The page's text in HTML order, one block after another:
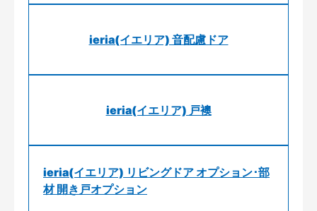
ieria(イエリア) 音配慮ドア
ieria(イエリア) 戸襖
ieria(イエリア) リビングドア オプション･部
材 開き戸オプション